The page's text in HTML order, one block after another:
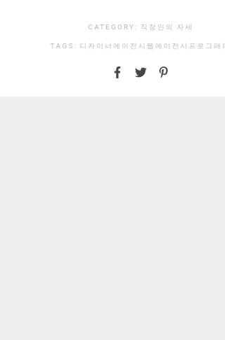
CATEGORY: 직장인의 자세
TAGS: 디자이너 에이전시 웹에이전시 프로그래